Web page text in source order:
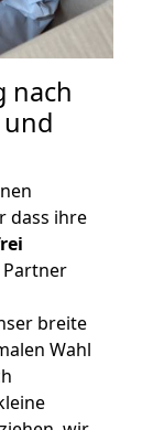
nach
dass ihre
breite
Wahl